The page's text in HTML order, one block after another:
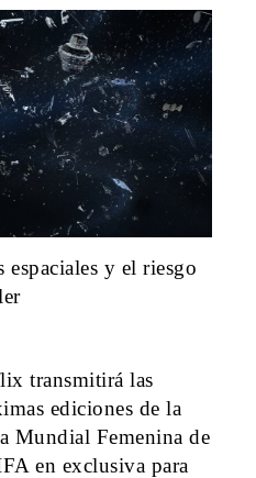
espaciales y el riesgo
transmitirá las
ediciones de la
Mundial Femenina de
en exclusiva para